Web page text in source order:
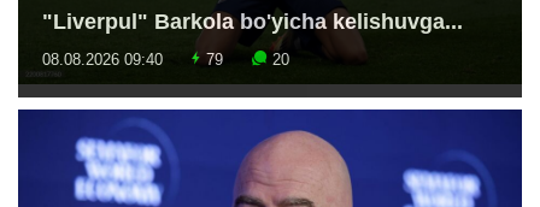
"Liverpul" Barkola bo'yicha kelishuvga...
08.08.2026 09:40 79 20